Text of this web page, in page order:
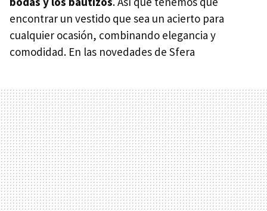
encontrar un vestido que sea un acierto para
cualquier ocasión, combinando elegancia y
comodidad. En las novedades de Sfera